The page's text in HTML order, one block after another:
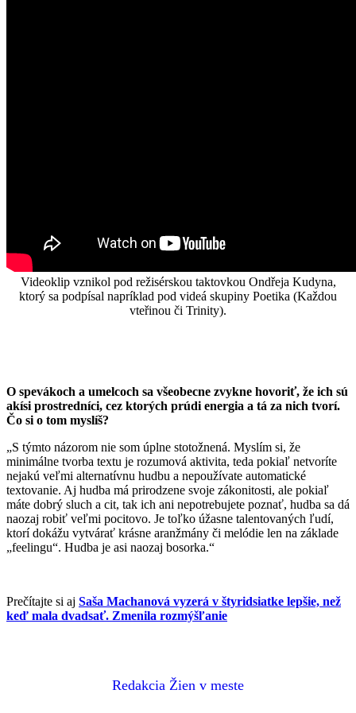
Videoklip vznikol pod režisérskou taktovkou Ondřeja Kudyna,
ktorý sa podpísal napríklad pod videá skupiny Poetika (Každou
vteřinou či Trinity).
O spevákoch a umelcoch sa všeobecne zvykne hovoriť, že ich sú
akísi prostredníci, cez ktorých prúdi energia a tá za nich tvorí.
Čo si o tom myslíš?
„S týmto názorom nie som úplne stotožnená. Myslím si, že
minimálne tvorba textu je rozumová aktivita, teda pokiaľ netvoríte
nejakú veľmi alternatívnu hudbu a nepoužívate automatické
textovanie. Aj hudba má prirodzene svoje zákonitosti, ale pokiaľ
máte dobrý sluch a cit, tak ich ani nepotrebujete poznať, hudba sa dá
naozaj robiť veľmi pocitovo. Je toľko úžasne talentovaných ľudí,
ktorí dokážu vytvárať krásne aranžmány či melódie len na základe
„feelingu“. Hudba je asi naozaj bosorka.“
Prečítajte si aj Saša Machanová vyzerá v štyridsiatke lepšie, než
keď mala dvadsať. Zmenila rozmýšľanie
Redakcia Žien v meste